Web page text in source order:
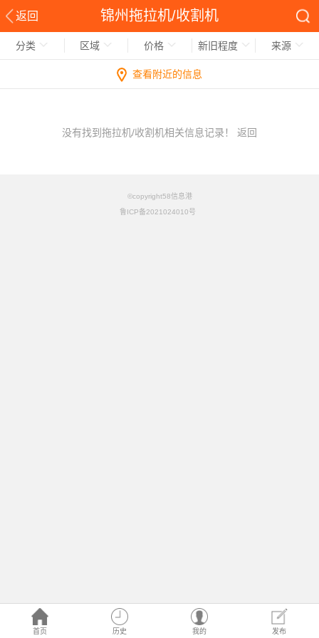
返回 锦州拖拉机/收割机
首页 历史 我的 发布
分类 区域 价格 新旧程度 来源
查看附近的信息
没有找到拖拉机/收割机相关信息记录！ 返回
©copyright58信息港
鲁ICP备2021024010号